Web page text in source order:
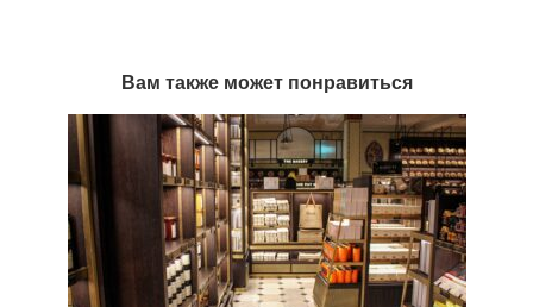
Вам также может понравиться